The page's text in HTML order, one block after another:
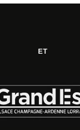
ET